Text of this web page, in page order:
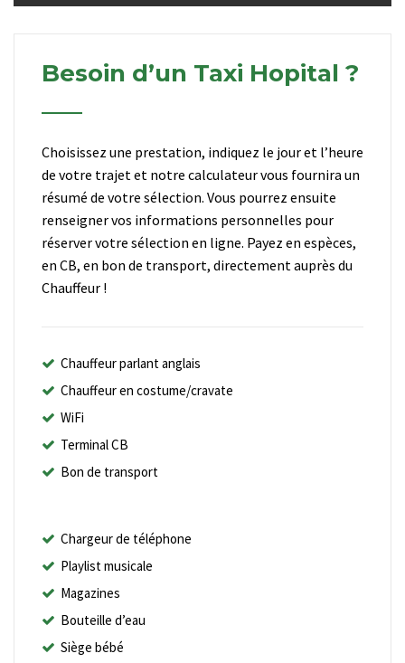
Besoin d’un Taxi Hopital ?
Choisissez une prestation, indiquez le jour et l’heure
de votre trajet et notre calculateur vous fournira un
résumé de votre sélection. Vous pourrez ensuite
renseigner vos informations personnelles pour
réserver votre sélection en ligne. Payez en espèces,
en CB, en bon de transport, directement auprès du
Chauffeur !
Chauffeur parlant anglais
Chauffeur en costume/cravate
WiFi
Terminal CB
Bon de transport
Chargeur de téléphone
Playlist musicale
Magazines
Bouteille d’eau
Siège bébé